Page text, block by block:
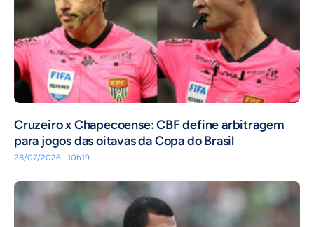
Cruzeiro x Chapecoense: CBF define arbitragem
para jogos das oitavas da Copa do Brasil
28/07/2026 · 10h19